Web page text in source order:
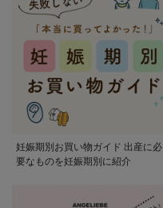
妊娠期別お買い物ガイド 出産に必
要なものを妊娠期別に紹介